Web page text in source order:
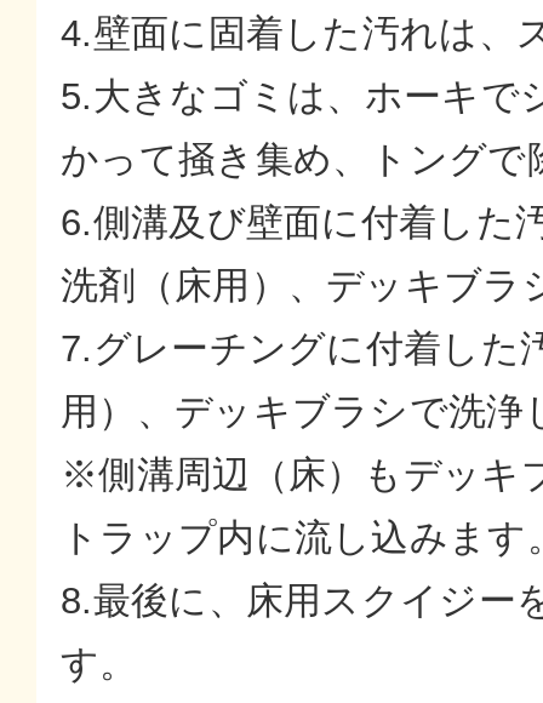
4.壁面に固着した汚れは、
5.大きなゴミは、ホーキで
かって掻き集め、トングで
6.側溝及び壁面に付着した
洗剤（床用）、デッキブラ
7.グレーチングに付着した
用）、デッキブラシで洗浄
※側溝周辺（床）もデッキ
トラップ内に流し込みます
8.最後に、床用スクイジー
す。